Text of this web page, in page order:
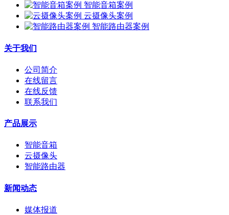
智能音箱案例
云摄像头案例
智能路由器案例
关于我们
公司简介
在线留言
在线反馈
联系我们
产品展示
智能音箱
云摄像头
智能路由器
新闻动态
媒体报道